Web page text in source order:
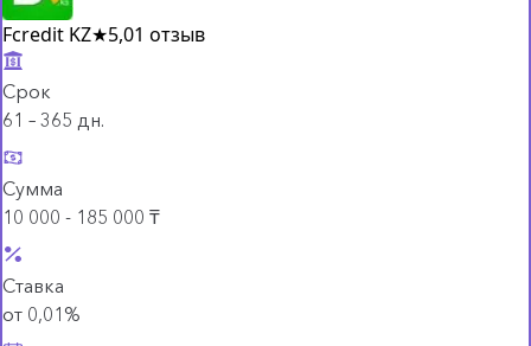
Fcredit KZ★5,01 отзыв
Срок
61 – 365 дн.
Сумма
10 000 - 185 000 ₸
Ставка
от 0,01%